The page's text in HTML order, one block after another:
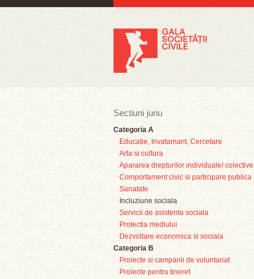
Sectiuni juriu
Categoria A
Educatie, Invatamant, Cercetare
Arta si cultura
Apararea drepturilor individuale/ colective
Comportament civic si participare publica
Sanatate
Incluziune sociala
Servicii de asistenta sociala
Protectia mediului
Dezvoltare economica si sociala
Categoria B
Proiecte si campanii de voluntariat
Proiecte pentru tineret